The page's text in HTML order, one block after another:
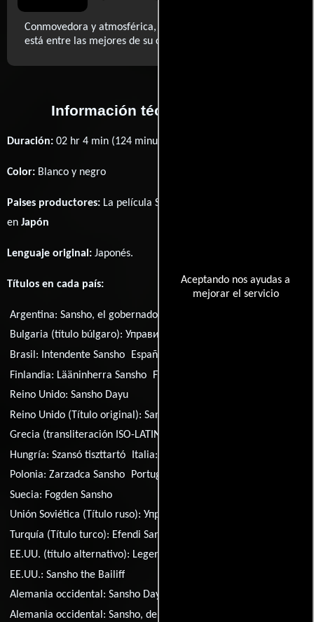
Aceptando nos ayudas a
mejorar el servicio
Conmovedora y atmosférica, esta historia de expedición
está entre las mejores de su clase (…)
Información técnica y general
Duración: 02 hr 4 min (124 minutos) .
Color: Blanco y negro
Paises productores: La película Sansho the Bailiff fué producida
en Japón
Lenguaje original: Japonés.
Títulos en cada país:
Argentina:Sansho, el gobernador
Bulgaria (título búlgaro):Управителят Саншо
Brasil:
Intendente Sansho España:
Finlandia: Lääninherra Sansho Francia:
Reino Unido:Sansho Dayu
Reino Unido (Título original):Sansho the Bailiff
Grecia (transliteración ISO-LATIN-1):
Hungría:Szansó tiszttartó Italia:
Polonia:Zarzadca Sansho Portugal:
Suecia: Fogden Sansho
Unión Soviética (Título ruso):Управляющий Сансё
Turquía (Título turco): Efendi Sanso
EE.UU. (título alternativo): Legend of Bailiff Sansho
EE.UU.:Sansho the Bailiff
Alemania occidental:Sansho Dayu - Ein Leben ohne Freiheit
Alemania occidental:Sansho, der Landvogt